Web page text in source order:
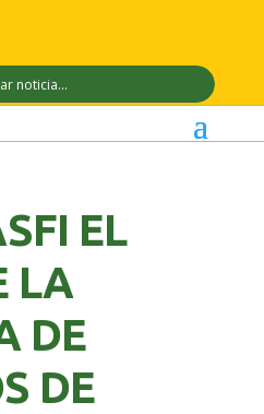
EL
LA
DE
DE